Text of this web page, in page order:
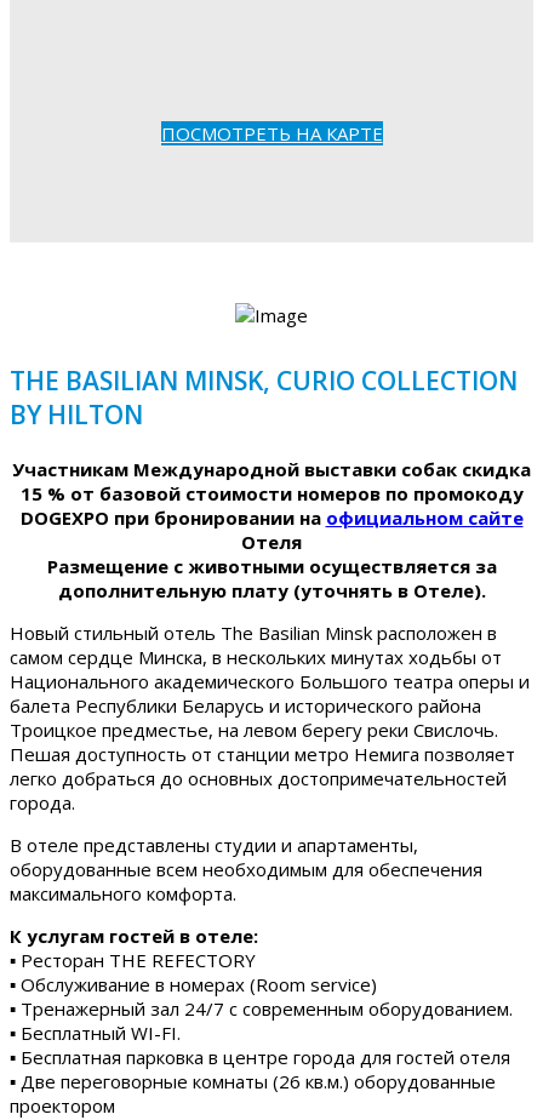
ПОСМОТРЕТЬ НА КАРТЕ
THE BASILIAN MINSK, CURIO COLLECTION
BY HILTON
Участникам Международной выставки собак скидка
15 % от базовой стоимости номеров по промокоду
DOGEXPO при бронировании на официальном сайте
Отеля
Размещение с животными осуществляется за
дополнительную плату (уточнять в Отеле).
Новый стильный отель The Basilian Minsk расположен в
самом сердце Минска, в нескольких минутах ходьбы от
Национального академического Большого театра оперы и
балета Республики Беларусь и исторического района
Троицкое предместье, на левом берегу реки Свислочь.
Пешая доступность от станции метро Немига позволяет
легко добраться до основных достопримечательностей
города.
В отеле представлены студии и апартаменты,
оборудованные всем необходимым для обеспечения
максимального комфорта.
К услугам гостей в отеле:
▪ Ресторан THE REFECTORY
▪ Обслуживание в номерах (Room service)
▪ Тренажерный зал 24/7 с современным оборудованием.
▪ Бесплатный WI-FI.
▪ Бесплатная парковка в центре города для гостей отеля
▪ Две переговорные комнаты (26 кв.м.) оборудованные
проектором